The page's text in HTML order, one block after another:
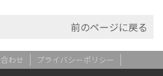
前のページに戻る
わせ プライバシーポリシー